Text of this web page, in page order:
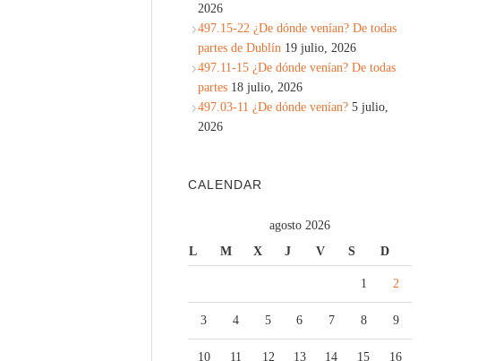
2026
497.15-22 ¿De dónde venían? De todas
partes de Dublín 19 julio, 2026
497.11-15 ¿De dónde venían? De todas
partes 18 julio, 2026
497.03-11 ¿De dónde venían? 5 julio,
2026
CALENDAR
agosto 2026
L
M X J V S D
1 2
3 4 5 6 7 8 9
10 11 12 13 14 15 16